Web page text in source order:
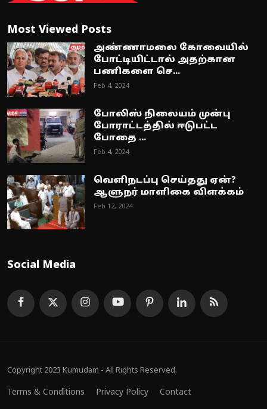
Most Viewed Posts
அண்ணாமலை கோவையில்
போட்டியிட்டால் அதற்கான
பணிகளை செ...
Feb 4, 2024
போலிஸ் நிலையம் முன்பு
போராட்டத்தில் ஈடுபட்ட
போதை ...
Feb 4, 2024
வெளிநடப்பு செய்தது ஏன்?
ஆளுநர் மாளிகை விளக்கம்
Feb 12, 2024
Social Media
Copyright 2023 Kumudam - All Rights Reserved.
Terms & Conditions Privacy Policy Contact